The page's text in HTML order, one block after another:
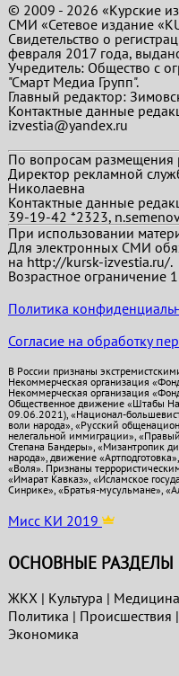
© 2009 - 2026 «Курские
СМИ «Сетевое издание
Свидетельство о
февраля 2017 года,
Учредитель: Общество с
"Смарт Медиа Групп".
Главный редактор:
Контактные данные
izvestia@yandex.ru
По вопросам размещения
Директор рекламной
Николаевна
Контактные данные
39-19-42 *2323,
При использовании
Для электронных СМИ
на http://kursk-izvestia.ru/.
Возрастное ограничение
Политика
Согласие на обработку
В России признаны
Некоммерческая организация
Некоммерческая организация
Общественное движение «Штабы
09.06.2021), «Национал-
воли народа», «Русский
нелегальной иммиграции»,
Степана Бандеры», «Мизантропик
народа», движение
«Воля». Признаны
«Имарат Кавказ», «Исламское
Синрике», «Братья-мусульмане»,
Мисс КИ 2019
ОСНОВНЫЕ РАЗДЕЛЫ
ЖКХ| Культура | Медицина
Политика | Проиcшествия |
Экономика